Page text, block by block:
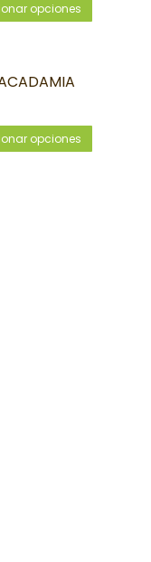
opciones
opciones